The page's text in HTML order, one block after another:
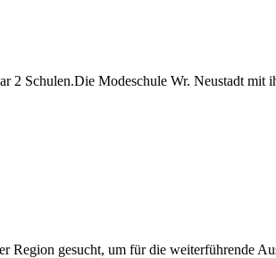
2 Schulen.Die Modeschule Wr. Neustadt mit
gesucht, um für die weiterführende